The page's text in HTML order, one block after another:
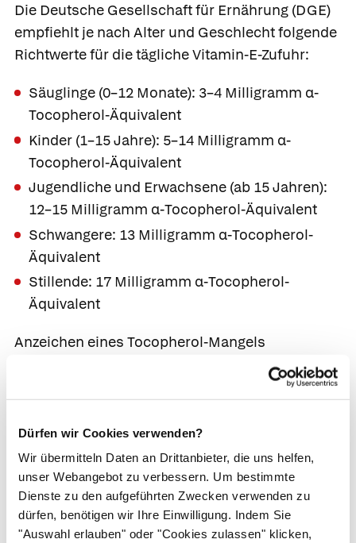
Dürfen wir Cookies verwenden?
Wir übermitteln Daten an Drittanbieter, die uns helfen,
unser Webangebot zu verbessern. Um bestimmte
Dienste zu den aufgeführten Zwecken verwenden zu
dürfen, benötigen wir Ihre Einwilligung. Indem Sie
"Auswahl erlauben" oder "Cookies zulassen" klicken,
Die Deutsche Gesellschaft für Ernährung (DGE)
empfiehlt je nach Alter und Geschlecht folgende
Richtwerte für die tägliche Vitamin-E-Zufuhr:
Säuglinge (0–12 Monate): 3–4 Milligramm α-
Tocopherol-Äquivalent
Kinder (1–15 Jahre): 5–14 Milligramm α-
Tocopherol-Äquivalent
Jugendliche und Erwachsene (ab 15 Jahren):
12–15 Milligramm α-Tocopherol-Äquivalent
Schwangere: 13 Milligramm α-Tocopherol-
Äquivalent
Stillende: 17 Milligramm α-Tocopherol-
Äquivalent
Anzeichen eines Tocopherol-Mangels
Ist zu wenig Vitamin E im Körper, werden die
Zellen durch den oxidativen Stress angegriffen
Mangel sehr lange besteht, werden Muskeln,
Nervensystem und die Leber geschädigt. Dann
treten Mangelsymptome auf: Die Muskeln
verlieren an Kraft und Größe und es kommt zu
Blutarmut.